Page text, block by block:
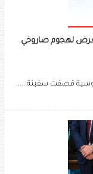
لهجوم صاروخي
قصفت سفينة .....